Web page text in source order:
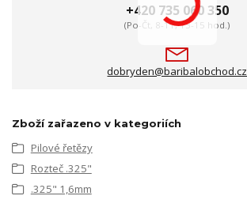
+420 735 060 350
(Po-Čt, 8-11, 13-15 hod.)
dobryden@baribalobchod.cz
Zboží zařazeno v kategoriích
Pilové řetězy
Rozteč .325"
.325" 1,6mm